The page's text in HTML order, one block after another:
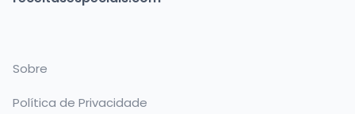
Sobre
Política de Privacidade